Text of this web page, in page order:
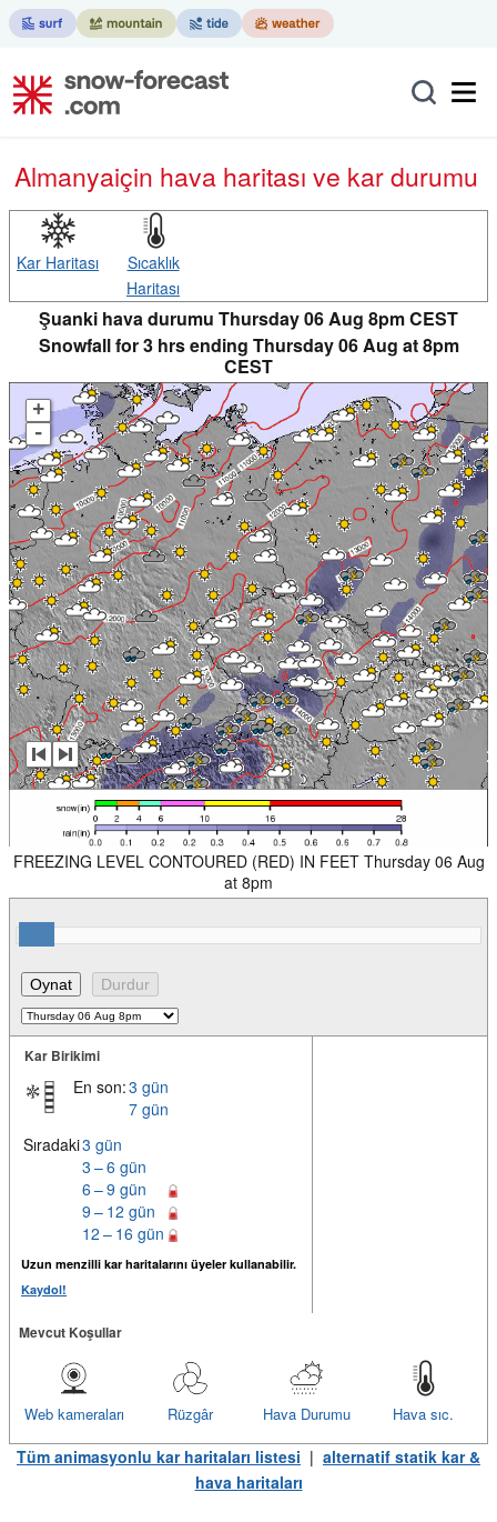
Almanyaiçin hava haritası ve kar durumu
Kar Haritası
Sıcaklık
Haritası
Şuanki hava durumu Thursday 06 Aug 8pm CEST
Snowfall for 3 hrs ending Thursday 06 Aug at 8pm
CEST
+
-
FREEZING LEVEL CONTOURED (RED) IN FEET Thursday 06 Aug
at 8pm
Kar Birikimi
En son:3 gün
7 gün
Sıradaki3 gün
3 – 6 gün
6 – 9 gün
9 – 12 gün
12 – 16 gün
Uzun menzilli kar haritalarını üyeler kullanabilir.
Kaydol!
Mevcut Koşullar
Hava sıc.
Hava Durumu
Rüzgâr
Web kameraları
Tüm animasyonlu kar haritaları listesi | alternatif statik kar &
hava haritaları